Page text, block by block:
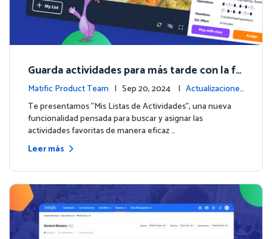
Guarda actividades para más tarde con la fu
nción de Listas de Actividades
Matific Product Team | Sep 20, 2024 | Actualizaciones
de la plataforma
Te presentamos "Mis Listas de Actividades", una nueva
funcionalidad pensada para buscar y asignar las
actividades favoritas de manera eficaz …
Leer más